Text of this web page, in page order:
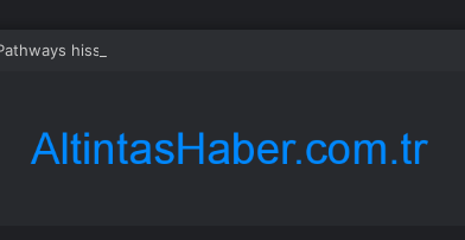
hissesi bugün neden yükseliyor?